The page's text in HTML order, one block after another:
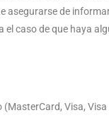
asegurarse de
caso de que haya
Visa,